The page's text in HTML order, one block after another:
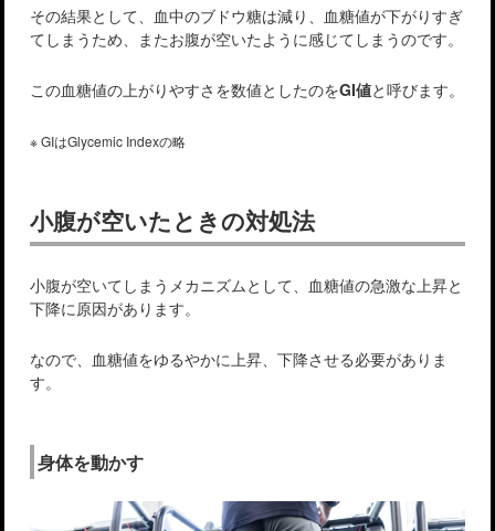
その結果として、血中のブドウ糖は減り、血糖値が下がりすぎ
てしまうため、またお腹が空いたように感じてしまうのです。
この血糖値の上がりやすさを数値としたのをGI値と呼びます。
※ GIはGlycemic Indexの略
小腹が空いたときの対処法
小腹が空いてしまうメカニズムとして、血糖値の急激な上昇と
下降に原因があります。
なので、血糖値をゆるやかに上昇、下降させる必要がありま
す。
身体を動かす